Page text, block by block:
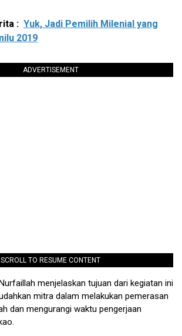
: Yuk, Jadi Pemilih Milenial yang
2019
ADVERTISEMENT
SCROLL TO RESUME CONTENT
menjelaskan tujuan dari kegiatan ini
mitra dalam melakukan pemerasan
dan mengurangi waktu pengerjaan